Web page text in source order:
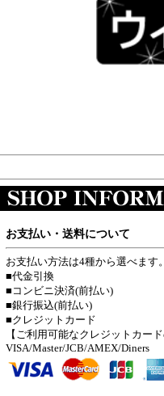
お支払い・送料について
お支払い方法は4種から選べます
■代金引換
■コンビニ決済(前払い)
■銀行振込(前払い)
■クレジットカード
【ご利用可能なクレジットカー
VISA/Master/JCB/AMEX/Diners